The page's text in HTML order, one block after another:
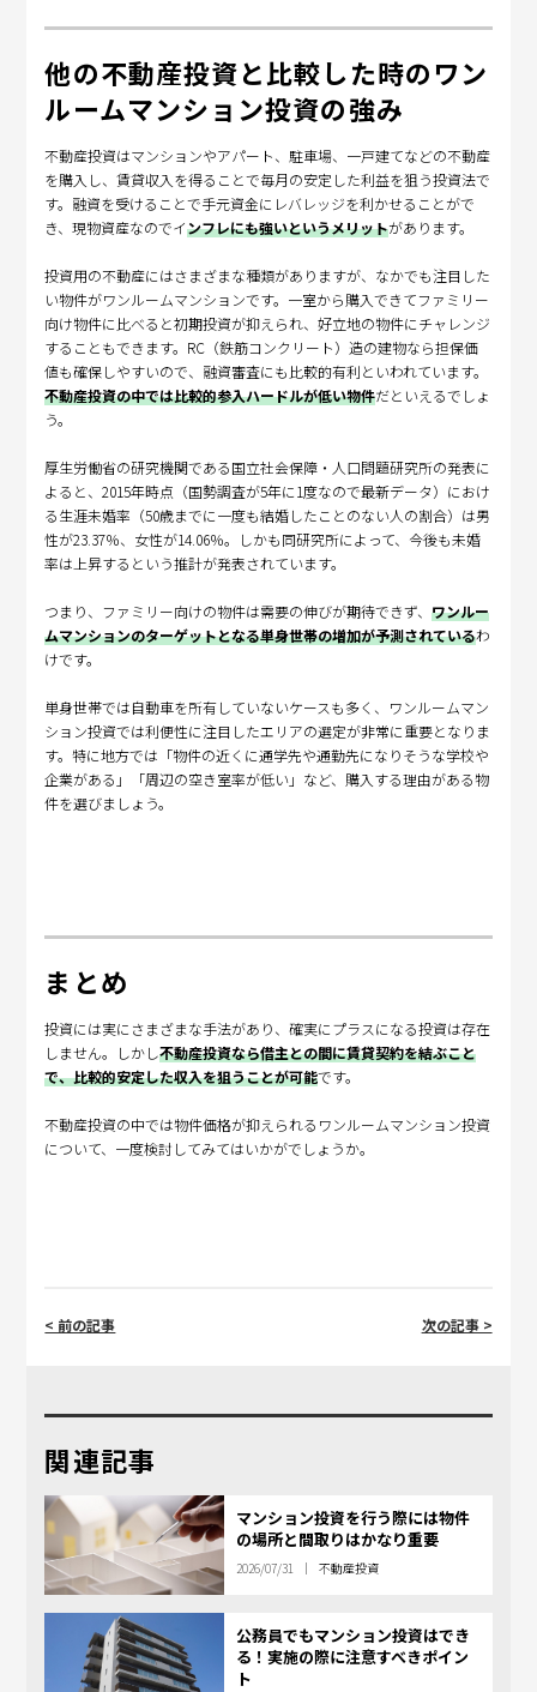
他の不動産投資と比較した時のワン
ルームマンション投資の強み
不動産投資はマンションやアパート、駐車場、一戸建てなどの不動産
を購入し、賃貸収入を得ることで毎月の安定した利益を狙う投資法で
す。融資を受けることで手元資金にレバレッジを利かせることがで
き、現物資産なのでインフレにも強いというメリットがあります。
投資用の不動産にはさまざまな種類がありますが、なかでも注目した
い物件がワンルームマンションです。一室から購入できてファミリー
向け物件に比べると初期投資が抑えられ、好立地の物件にチャレンジ
することもできます。RC（鉄筋コンクリート）造の建物なら担保価
値も確保しやすいので、融資審査にも比較的有利といわれています。
不動産投資の中では比較的参入ハードルが低い物件だといえるでしょ
う。
厚生労働省の研究機関である国立社会保障・人口問題研究所の発表に
よると、2015年時点（国勢調査が5年に1度なので最新データ）におけ
る生涯未婚率（50歳までに一度も結婚したことのない人の割合）は男
性が23.37％、女性が14.06％。しかも同研究所によって、今後も未婚
率は上昇するという推計が発表されています。
つまり、ファミリー向けの物件は需要の伸びが期待できず、ワンルー
ムマンションのターゲットとなる単身世帯の増加が予測されているわ
けです。
単身世帯では自動車を所有していないケースも多く、ワンルームマン
ション投資では利便性に注目したエリアの選定が非常に重要となりま
す。特に地方では「物件の近くに通学先や通勤先になりそうな学校や
企業がある」「周辺の空き室率が低い」など、購入する理由がある物
件を選びましょう。
まとめ
投資には実にさまざまな手法があり、確実にプラスになる投資は存在
しません。しかし不動産投資なら借主との間に賃貸契約を結ぶこと
で、比較的安定した収入を狙うことが可能です。
不動産投資の中では物件価格が抑えられるワンルームマンション投資
について、一度検討してみてはいかがでしょうか。
< 前の記事 次の記事 >
関連記事
マンション投資を行う際には物件
の場所と間取りはかなり重要
2026/07/31 不動産投資
公務員でもマンション投資はでき
る！実施の際に注意すべきポイン
ト